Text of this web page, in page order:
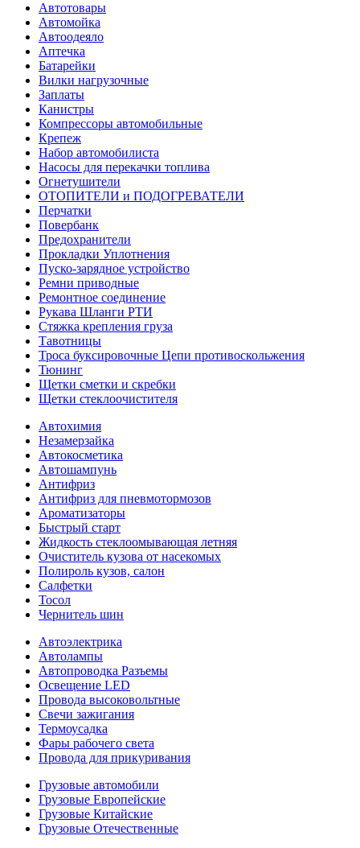
Автотовары
Автомойка
Автоодеяло
Аптечка
Батарейки
Вилки нагрузочные
Заплаты
Канистры
Компрессоры автомобильные
Крепеж
Набор автомобилиста
Насосы для перекачки топлива
Огнетушители
ОТОПИТЕЛИ и ПОДОГРЕВАТЕЛИ
Перчатки
Повербанк
Предохранители
Прокладки Уплотнения
Пуско-зарядное устройство
Ремни приводные
Ремонтное соединение
Рукава Шланги РТИ
Стяжка крепления груза
Тавотницы
Троса буксировочные Цепи противоскольжения
Тюнинг
Щетки сметки и скребки
Щетки стеклоочистителя
Автохимия
Незамерзайка
Автокосметика
Автошампунь
Антифриз
Антифриз для пневмотормозов
Ароматизаторы
Быстрый старт
Жидкость стеклоомывающая летняя
Очиститель кузова от насекомых
Полироль кузов, салон
Салфетки
Тосол
Чернитель шин
Автоэлектрика
Автолампы
Автопроводка Разъемы
Освещение LED
Провода высоковольтные
Свечи зажигания
Термоусадка
Фары рабочего света
Провода для прикуривания
Грузовые автомобили
Грузовые Европейские
Грузовые Китайские
Грузовые Отечественные